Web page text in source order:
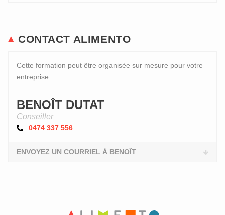
CONTACT ALIMENTO
Cette formation peut être organisée sur mesure pour votre
entreprise.
BENOÎT DUTAT
Conseiller
0474 337 556
ENVOYEZ UN COURRIEL À BENOÎT